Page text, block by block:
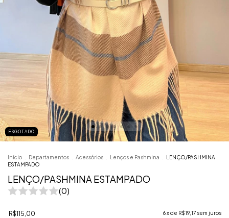
ESGOTADO
Início Departamentos Acessórios Lenços e Pashmina
LENÇO/PASHMINA
ESTAMPADO
LENÇO/PASHMINA ESTAMPADO
(0)
R$115,00 6x de R$19,17 sem juros